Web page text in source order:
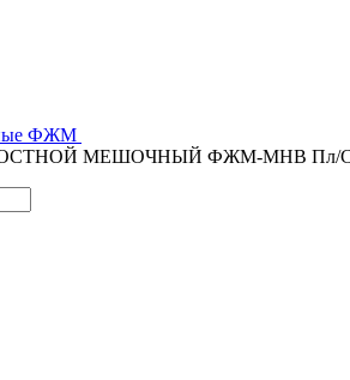
ФЖМ
МЕШОЧНЫЙ ФЖМ-МНВ Пл/Ст